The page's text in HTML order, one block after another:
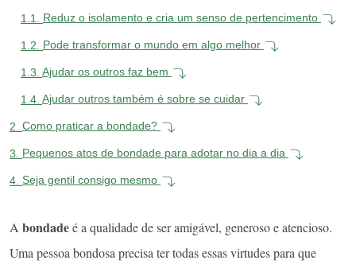
1.1.
Reduz o isolamento e cria um senso de pertencimento
1.2. Pode transformar o mundo em algo melhor
1.3. Ajudar os outros faz bem
1.4. Ajudar outros também é sobre se cuidar
2. Como praticar a bondade?
3. Pequenos atos de bondade para adotar no dia a dia
4. Seja gentil consigo mesmo
A bondadeé a qualidade de ser amigável, generoso e atencioso.
Uma pessoa bondosa precisa ter todas essas virtudes para que